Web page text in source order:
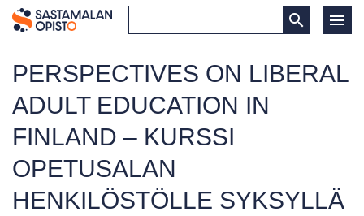
PERSPECTIVES ON LIBERAL
ADULT EDUCATION IN
FINLAND – KURSSI
OPETUSALAN
HENKILÖSTÖLLE SYKSYLLÄ